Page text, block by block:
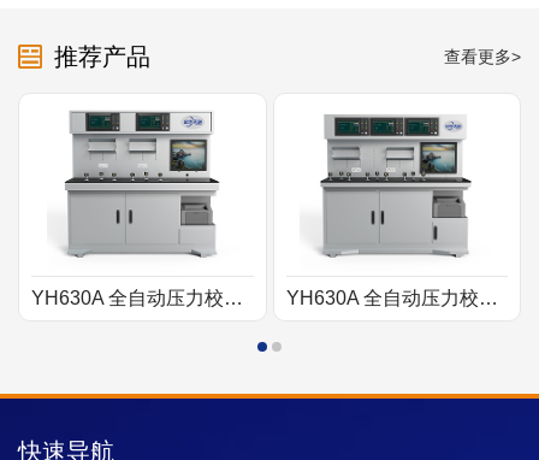
推荐产品 查看更多>
YH630A 全自动压力校验系统 YH630A 全自动压力校验系统
快速导航